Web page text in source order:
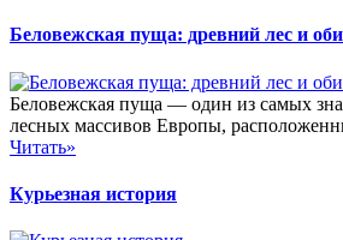
Беловежская пуща: древний лес и
Беловежская пуща — один из самых
лесных массивов Европы,
Читать»
Курьезная история